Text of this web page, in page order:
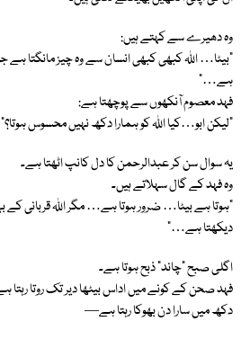
وہ دھیرے سے کہتے ہیں:
“بیٹا… اللہ کبھی کبھی انسان سے وہ چیز مانگتا
ہے…”
فہد معصوم آنکھوں سے پوچھتا ہے:
“لیکن ابو…کیا اللہ کو ہمارا دکھ نہیں محسوس ہوتا؟”
یہ سوال سن کر عبدالرحمن کا دل کانپ اٹھتا ہے۔
وہ فہد کے گال سہلاتے ہیں۔
“ہوتا ہے بیٹا… ضرور ہوتا ہے… مگر اللہ قربانی کے
دیکھتا ہے…”
اگلی صبح “چاند” ذبح ہوتا ہے۔
فہد صحن کے کونے میں اداس بیٹھا دیر تک روتا رہتا
دکھ میں سارا دن بھوکا رہتا ہے—